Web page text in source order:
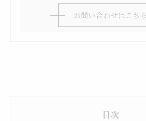
お問い合わせはこちら
目次